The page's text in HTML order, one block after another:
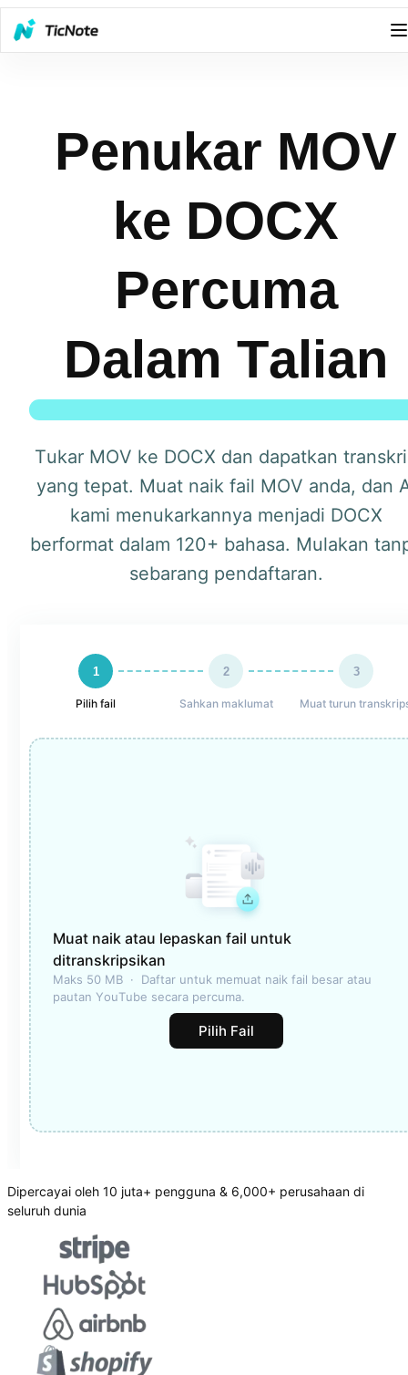
Penukar MOV
ke DOCX
Percuma
Dalam Talian
Tukar MOV ke DOCX dan dapatkan
yang tepat. Muat naik fail MOV anda, dan
kami menukarkannya menjadi DOCX
berformat dalam 120+ bahasa. Mulakan
sebarang pendaftaran.
1 2 3
Pilih fail Sahkan maklumat Muat turun
Muat naik atau lepaskan fail untuk
ditranskripsikan
Maks 50 MB  ·  Daftar untuk memuat naik fail besar atau
pautan YouTube secara percuma.
Pilih Fail
Dipercayai oleh 10 juta+ pengguna & 6,000+ perusahaan di
seluruh dunia